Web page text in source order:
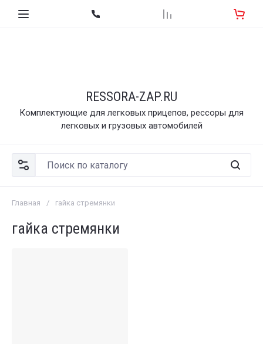
RESSORA-ZAP.RU
Комплектующие для легковых прицепов, рессоры для
легковых и грузовых автомобилей
Главная / гайка стремянки
гайка стремянки